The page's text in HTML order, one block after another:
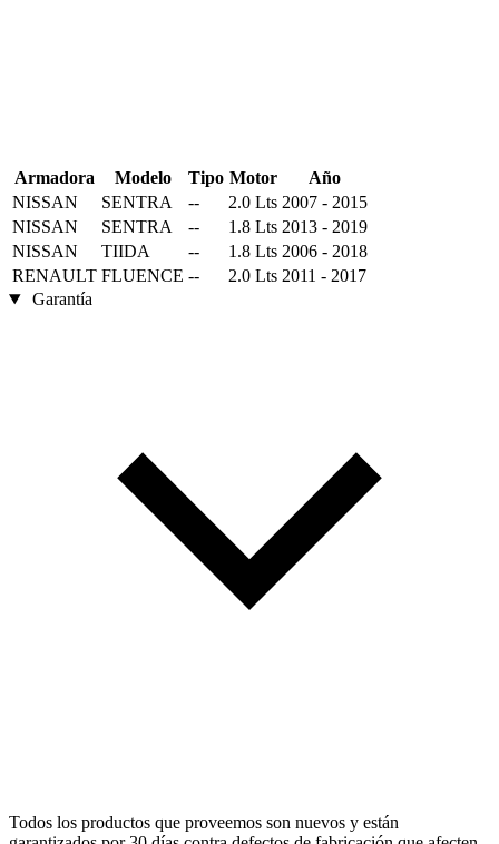
Armadora Modelo Tipo Motor
Año
NISSAN
SENTRA -- 2.0 Lts 2007 - 2015
NISSAN
SENTRA -- 1.8 Lts 2013 - 2019
NISSAN
TIIDA -- 1.8 Lts 2006 - 2018
RENAULT FLUENCE -- 2.0 Lts 2011 - 2017
Garantía
Todos los productos que proveemos son nuevos y están